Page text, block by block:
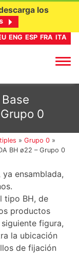
los
ENG ESP FRA ITA
0
»Grupo 0 »
BH ø22 – Grupo 0
ensamblada,
tipo BH, de
productos
figura,
la ubicación
de fijación